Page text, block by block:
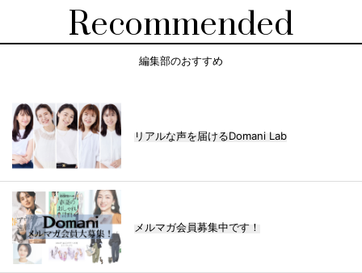
Recommended
編集部のおすすめ
リアルな声を届けるDomani Lab
メルマガ会員募集中です！